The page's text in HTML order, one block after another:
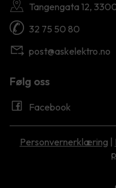
Tangengata 12,
32 75 50 80
post@askelektro.no
Følg oss
Facebook
Personvernerklæring